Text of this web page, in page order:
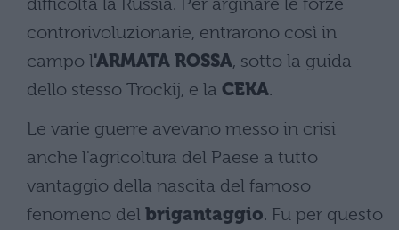
controrivoluzionarie, entrarono così in
campo l'ARMATA ROSSA, sotto la guida
dello stesso Trockij, e la CEKA.
Le varie guerre avevano messo in crisi
anche l'agricoltura del Paese a tutto
vantaggio della nascita del famoso
fenomeno del brigantaggio. Fu per questo